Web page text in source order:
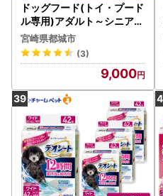
ドッグフード(トイ・プード
ル専用)アダルト～シニア＆
霧島鶏3.12kg〔LG-3320
〕_(都城市) 国産総合栄養食
コラーゲン 月見草オイル グ
ルコサミン コンドロイチン
宮崎県都城市
(3)
9,000